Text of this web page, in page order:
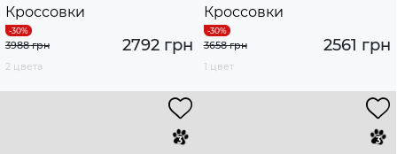
Кроссовки
2792 грн
3988 грн
2 цвета
Кроссовки
2561 грн
3658 грн
1 цвет